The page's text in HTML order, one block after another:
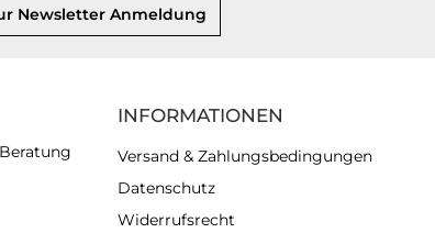
Newsletter Anmeldung
INFORMATIONEN
Versand & Zahlungsbedingungen
Datenschutz
Widerrufsrecht